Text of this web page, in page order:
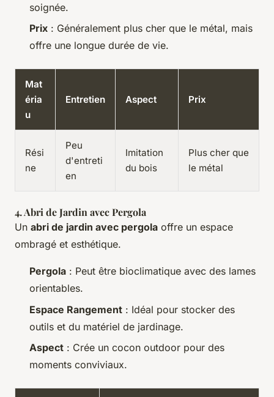
soignée.
Prix : Généralement plus cher que le métal, mais
offre une longue durée de vie.
Mat
éria
u
Entretien Aspect Prix
Rési
ne
Peu
d'entreti
en
Imitation
du bois
Plus cher que
le métal
4. Abri de Jardin avec Pergola
Un abri de jardin avec pergola offre un espace
ombragé et esthétique.
Pergola : Peut être bioclimatique avec des lames
orientables.
Espace Rangement : Idéal pour stocker des
outils et du matériel de jardinage.
Aspect : Crée un cocon outdoor pour des
moments conviviaux.